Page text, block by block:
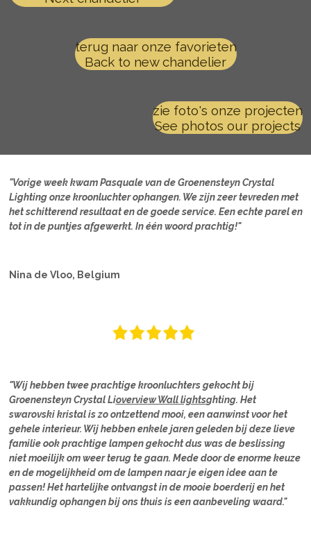
terug naar onze favorieten
Back to new chandelier
zie foto's onze projecten
See photos our projects
"Vorige week kwam Pasquale van de Groenensteyn Crystal
Lighting onze kroonluchter ophangen. We zijn zeer tevreden met
het schitterend resultaat en de goede service. Een echte parel en
tot in de puntjes afgewerkt. In één woord prachtig!"
Nina de Vloo, Belgium
"Wij hebben twee prachtige kroonluchters gekocht bij
Groenensteyn Crystal Lioverview Wall lightsghting. Het
swarovski kristal is zo ontzettend mooi, een aanwinst voor het
gehele interieur. Wij hebben enkele jaren geleden bij deze lieve
familie ook prachtige lampen gekocht dus was de beslissing
niet moeilijk om weer terug te gaan. Mede door de enorme keuze
en de mogelijkheid om de lampen naar je eigen idee aan te
passen! Het hartelijke ontvangst in de mooie boerderij en het
vakkundig ophangen bij ons thuis is een aanbeveling waard."